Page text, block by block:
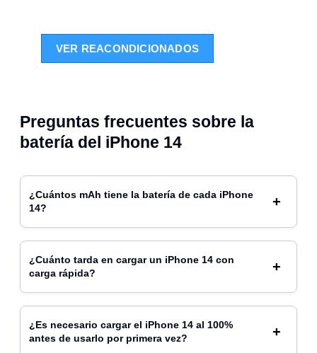
VER REACONDICIONADOS
Preguntas frecuentes sobre la
batería del iPhone 14
¿Cuántos mAh tiene la batería de cada iPhone
14?
¿Cuánto tarda en cargar un iPhone 14 con
carga rápida?
¿Es necesario cargar el iPhone 14 al 100%
antes de usarlo por primera vez?